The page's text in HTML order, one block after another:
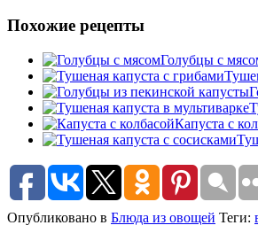
Похожие рецепты
Голубцы с
Капуста с
Опубликовано в Блюда из овощей Теги: